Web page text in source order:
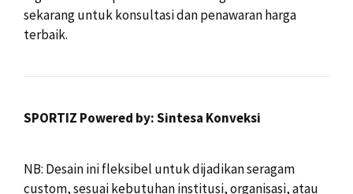
sekarang untuk konsultasi dan penawaran harga
terbaik.
SPORTIZ Powered by: Sintesa Konveksi
NB: Desain ini fleksibel untuk dijadikan seragam
custom, sesuai kebutuhan institusi, organisasi, atau